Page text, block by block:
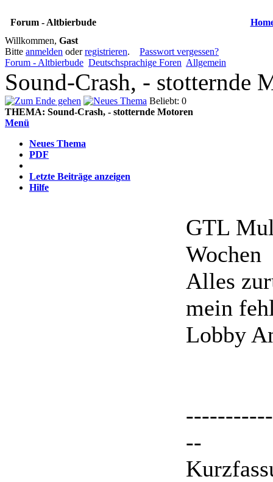
Forum - Altbierbude
Willkommen, Gast
Bitte anmelden oderregistrieren. Passwort vergessen?
Forum - Altbierbude Deutschsprachige Foren Allgemein
Sound-Crash, - stotternde
Beliebt: 0
THEMA: Sound-Crash, - stotternde Motoren
Menü
Neues Thema
PDF
Letzte Beiträge anzeigen
Hilfe
GTL
Wochen
Alles
mein
Lobby
--